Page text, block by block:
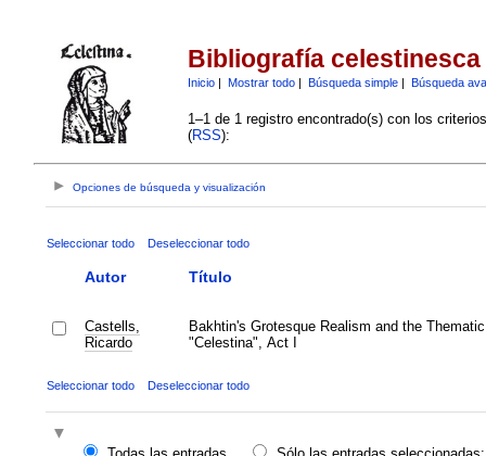
Bibliografía celestinesca
Inicio| Mostrar todo| Búsqueda simple| Búsqueda
1–1 de 1 registro encontrado(s) con los
(RSS):
Opciones de búsqueda y visualización
Seleccionar todo Deseleccionar todo
Autor Título
Castells,
Ricardo
Bakhtin's Grotesque Realism and the
"Celestina", Act I
Seleccionar todo Deseleccionar todo